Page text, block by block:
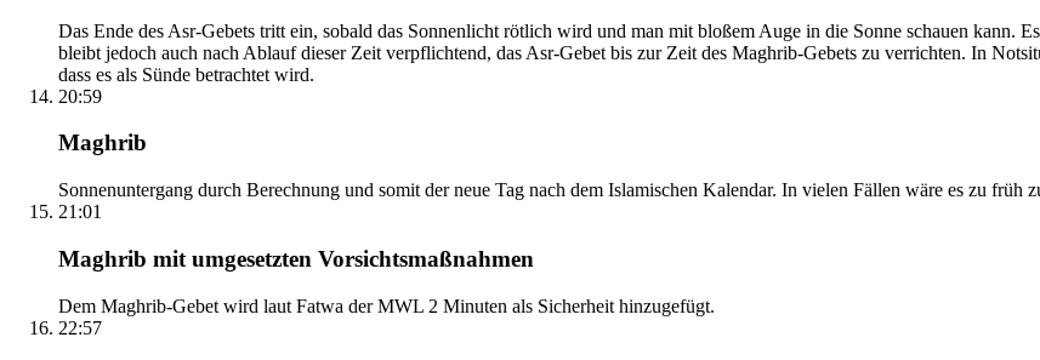
Das Ende des Asr-Gebets tritt ein, sobald das Sonnenlicht rötlich wird und man mit bloßem Auge in die Sonne schauen kann.
bleibt jedoch auch nach Ablauf dieser Zeit verpflichtend, das Asr-Gebet bis zur Zeit des Maghrib-Gebets zu verrichten. In
dass es als Sünde betrachtet wird.
20:59
Maghrib
Sonnenuntergang durch Berechnung und somit der neue Tag nach dem Islamischen Kalendar. In vielen Fällen wäre es zu früh
21:01
Maghrib mit umgesetzten Vorsichtsmaßnahmen
Dem Maghrib-Gebet wird laut Fatwa der MWL 2 Minuten als Sicherheit hinzugefügt.
22:57